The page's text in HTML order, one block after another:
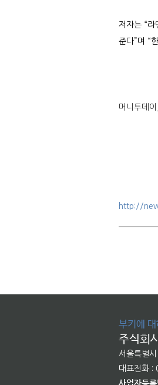
저자는 “라
준다”며 “
머니투데
http://
부키에 대
주식회
서울특별
대표전화 :
사업자등